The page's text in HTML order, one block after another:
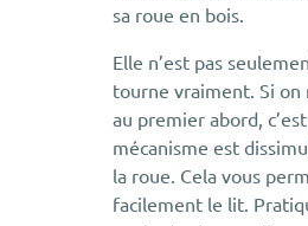
sa roue en bois.
Elle n’est pas
tourne vraiment. Si on
au premier abord,
mécanisme est
la roue. Cela vous
facilement le lit.